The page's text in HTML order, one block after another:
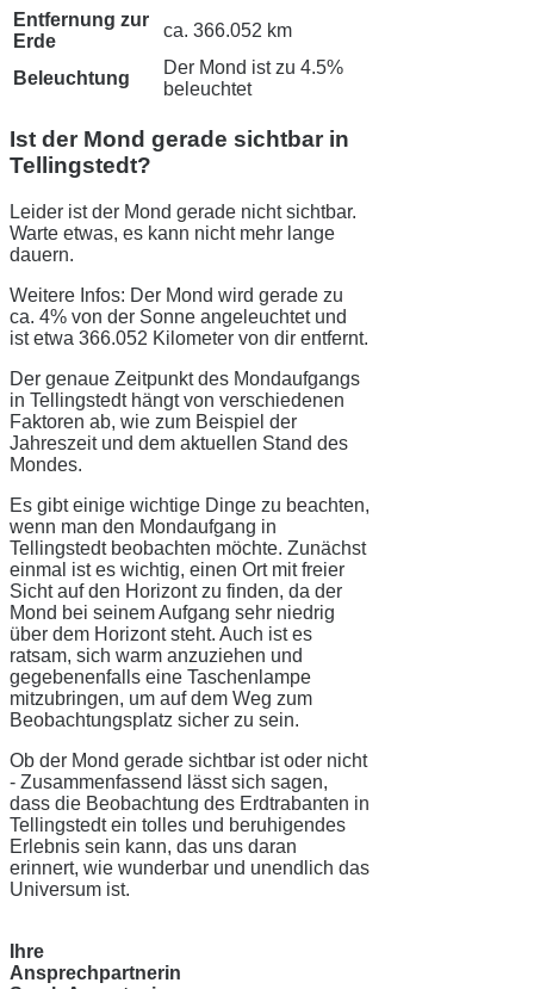
Entfernung zur
Erde
ca. 366.052 km
Beleuchtung
Der Mond ist zu 4.5%
beleuchtet
Ist der Mond gerade sichtbar in
Tellingstedt?
Leider ist der Mond gerade nicht sichtbar.
Warte etwas, es kann nicht mehr lange
dauern.
Weitere Infos: Der Mond wird gerade zu
ca. 4% von der Sonne angeleuchtet und
ist etwa 366.052 Kilometer von dir entfernt.
Der genaue Zeitpunkt des Mondaufgangs
in Tellingstedt hängt von verschiedenen
Faktoren ab, wie zum Beispiel der
Jahreszeit und dem aktuellen Stand des
Mondes.
Es gibt einige wichtige Dinge zu beachten,
wenn man den Mondaufgang in
Tellingstedt beobachten möchte. Zunächst
einmal ist es wichtig, einen Ort mit freier
Sicht auf den Horizont zu finden, da der
Mond bei seinem Aufgang sehr niedrig
über dem Horizont steht. Auch ist es
ratsam, sich warm anzuziehen und
gegebenenfalls eine Taschenlampe
mitzubringen, um auf dem Weg zum
Beobachtungsplatz sicher zu sein.
Ob der Mond gerade sichtbar ist oder nicht
- Zusammenfassend lässt sich sagen,
dass die Beobachtung des Erdtrabanten in
Tellingstedt ein tolles und beruhigendes
Erlebnis sein kann, das uns daran
erinnert, wie wunderbar und unendlich das
Universum ist.
Ihre
Ansprechpartnerin